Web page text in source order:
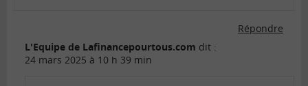
Répondre
L'Equipe de Lafinancepourtous.com dit :
24 mars 2025 à 10 h 39 min